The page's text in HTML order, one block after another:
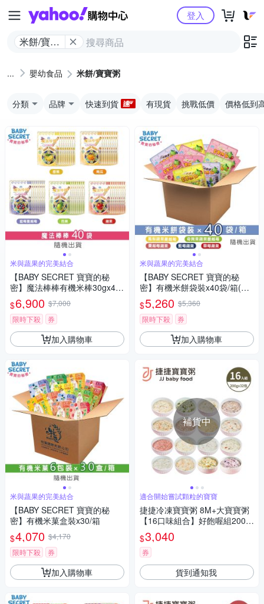
Yahoo購物中心
米餅/寶寶
登入
嬰幼食品 米餅/寶寶粥
分類 品牌 快速到貨 有現貨 挑戰低價 價格低到
米與蔬果的完美結合
【BABY SECRET 寶寶的秘
密】魔法棒棒有機米棒30gx40
袋(隨機)
$6,900 $7,000
限時下殺
券
加入購物車
米與蔬果的完美結合
【BABY SECRET 寶寶的秘
密】有機米菓盒裝x30/箱
$4,070 $4,170
限時下殺
券
加入購物車
米與蔬果的完美結合
【BABY SECRET 寶寶的秘
密】有機米餅袋裝x40袋/箱(口
味隨機)
$5,260 $5,360
限時下殺
券
加入購物車
補貨中
適合開始嘗試顆粒的寶寶
捷捷冷凍寶寶粥 8M+大寶寶粥
【16口味組合】好飽喔組200g
x32包
$3,040
券
貨到通知我